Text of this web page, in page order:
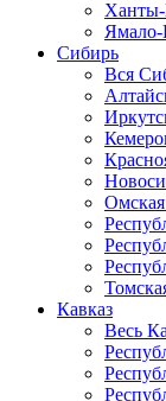
Сибирь
Вся
Омская
Кавказ
Весь